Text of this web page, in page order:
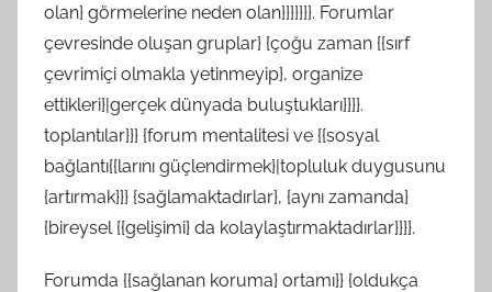
olan} görmelerine neden olan}}}}}}}. Forumlar
çevresinde oluşan gruplar} {çoğu zaman {{sırf
çevrimiçi olmakla yetinmeyip}, organize
ettikleri}|gerçek dünyada buluştukları}}}}.
toplantılar}}} {forum mentalitesi ve {{sosyal
bağlantı{{larını güçlendirmek}|topluluk duygusunu
{artırmak}}} {sağlamaktadırlar}, {aynı zamanda}
{bireysel {{gelişimi} da kolaylaştırmaktadırlar}}}}.
Forumda {{sağlanan koruma} ortamı}} {oldukça